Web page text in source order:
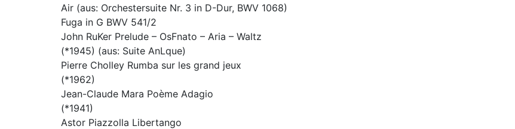
Air (aus: Orchestersuite Nr. 3 in D-Dur, BWV 1068)
Fuga in G BWV 541/2
John RuKer Prelude – OsFnato – Aria – Waltz
(*1945) (aus: Suite AnLque)
Pierre Cholley Rumba sur les grand jeux
(*1962)
Jean-Claude Mara Poème Adagio
(*1941)
Astor Piazzolla Libertango